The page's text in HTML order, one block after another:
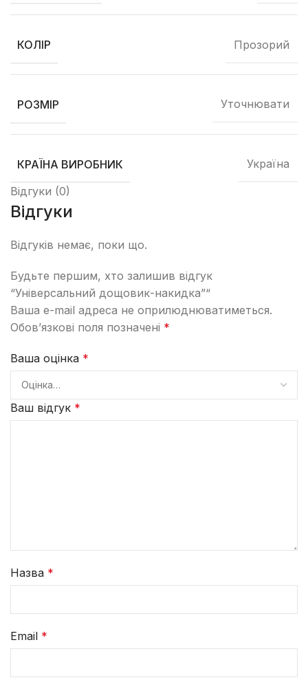
КОЛІР Прозорий
РОЗМІР Уточнювати
КРАЇНА ВИРОБНИК Україна
Відгуки (0)
Відгуки
Відгуків немає, поки що.
Будьте першим, хто залишив відгук
“Універсальний дощовик-накидка”“
Ваша e-mail адреса не оприлюднюватиметься.
Обов’язкові поля позначені *
Ваша оцінка *
Ваш відгук *
Назва *
Email *